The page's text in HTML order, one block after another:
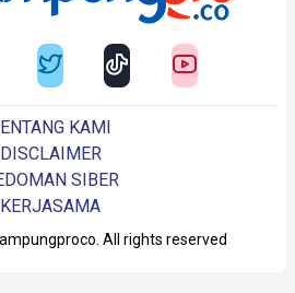
All rights reserved
KAMI
DISCLAIMER
SIBER
KERJASAMA